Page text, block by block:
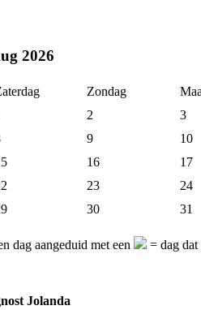
2026
Zondag
2
3
9
10
16
17
23
24
30 31
dag aangeduid met een = dag dat
Jolanda